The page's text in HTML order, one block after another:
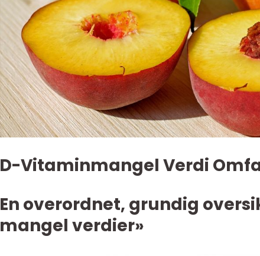
D-Vitaminmangel Verdi
En overordnet, grundig
mangel verdier»